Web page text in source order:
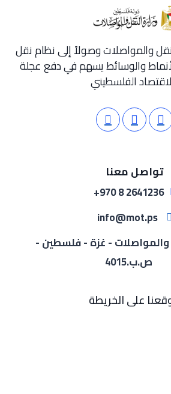
والمواصلات وصولاً إلى نظام نقل
والوسائط يسهم في دفع عجلة
الفلسطيني
تواصل معنا
2641236 8 970+
info@mot.ps
والمواصلات - غزة - فلسطين -
ص.ب.4015
على الخريطة